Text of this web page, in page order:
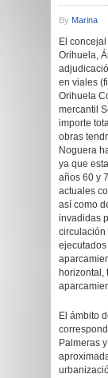
By Marina
El
Orihuela,
en viales
Orihuela
mercantil
importe
obras
Noguera
ya que
años 60 y
actuales
así como
invadidas
circulación
horizontal,
El ámbito
Palmeras